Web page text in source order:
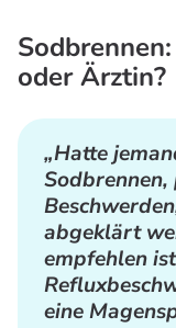
oder Ärztin?
„Hatte
abgeklärt
empfehlen
eine